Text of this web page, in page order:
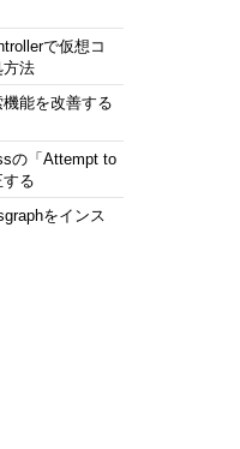
で仮想コ
方法
能を改善する
の「Attempt to
する
をインス